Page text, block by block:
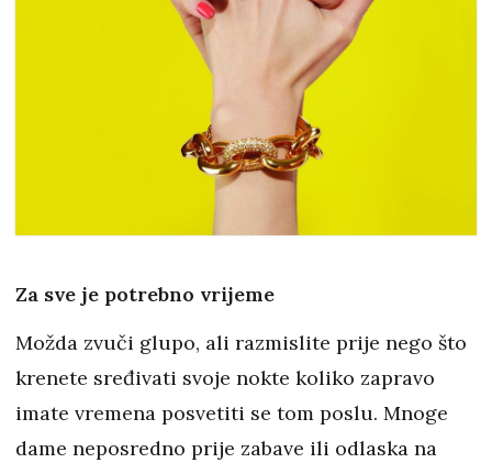
Za sve je potrebno vrijeme
Možda zvuči glupo, ali razmislite prije nego što
krenete sređivati svoje nokte koliko zapravo
imate vremena posvetiti se tom poslu. Mnoge
dame neposredno prije zabave ili odlaska na